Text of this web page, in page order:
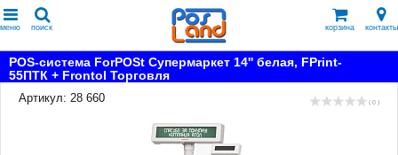
меню поиск корзина контакты
POS-система ForPOSt Супермаркет 14'' белая, FPrint-
55ПТК + Frontol Торговля
Артикул: 28 660
( 0 )